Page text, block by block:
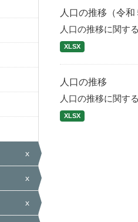
x
x
x
人口の推移（令和
人口の推移に関す
XLSX
人口の推移
人口の推移に関す
XLSX